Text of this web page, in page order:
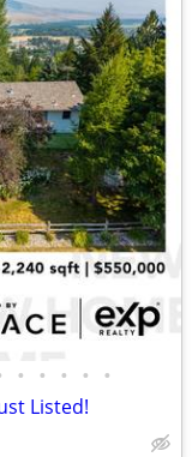
• • • • •
Listed!